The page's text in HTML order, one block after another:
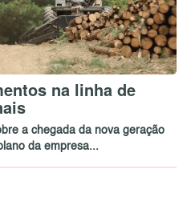
na linha de
a chegada da nova geração
da empresa...